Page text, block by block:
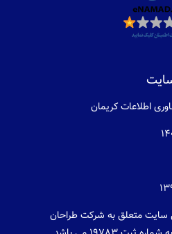
اطلاعات كريمان
سایت متعلق به شرکت طراحان